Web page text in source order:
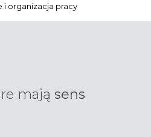
i organizacja pracy
mają sens